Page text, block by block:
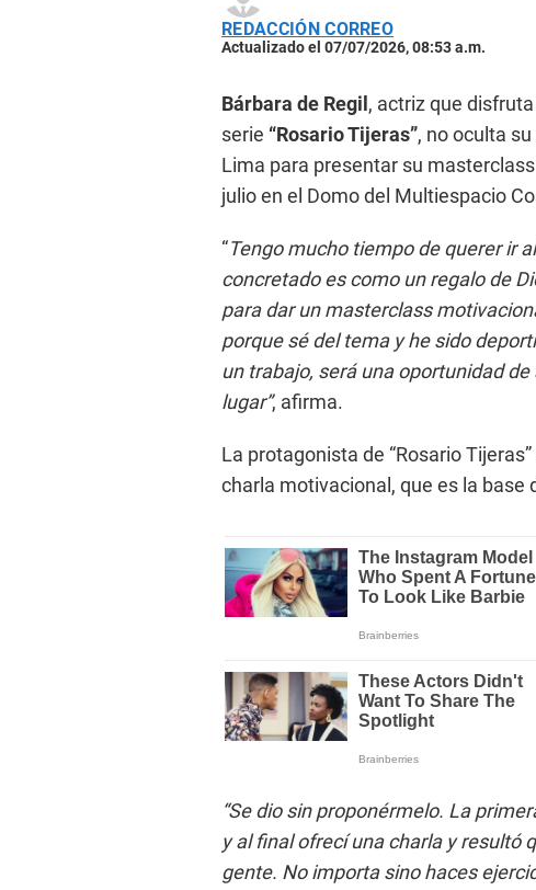
REDACCIÓN CORREO
Actualizado el 07/07/2026, 08:53 a.m.
Bárbara de Regil , actriz que
serie “Rosario Tijeras”, no oculta
Lima para presentar su masterclass
julio en el Domo del Multiespacio
“Tengo mucho tiempo de querer ir
concretado es como un regalo de
para dar un masterclass
porque sé del tema y he sido
un trabajo, será una oportunidad
lugar”, afirma.
La protagonista de “Rosario
charla motivacional, que es la base
“Se dio sin proponérmelo. La
y al final ofrecí una charla y resultó
gente. No importa sino haces